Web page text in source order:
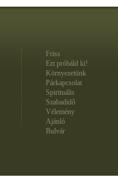
Friss
Ezt próbáld ki!
Környezetünk
Párkapcsolat
Spirituális
Szabadidő
Vélemény
Ajánló
Bulvár